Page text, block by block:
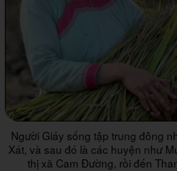
Người Giáy sống tập trung đông
Xát, và sau đó là các huyện như
thị xã Cam Đường, rồi đến